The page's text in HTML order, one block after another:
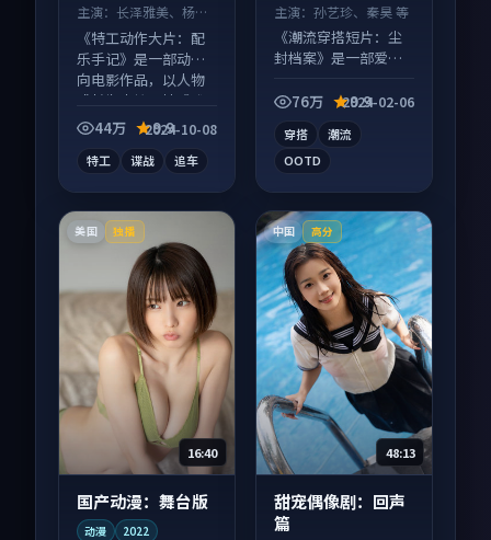
主演： 长泽雅美、杨幂
等
《特工动作大片：配
乐手记》是一部动作
向电影作品，以人物
成长为内核，情感戏
份扎实。
44万 9.9
2024-10-08
特工 谍战 追车
主演：孙艺珍、秦昊 等
《潮流穿搭短片：尘
封档案》是一部爱情
持续发酵，适合周末
76万 9.9
2024-02-06
穿搭
潮流
OOTD
美国 独播
16:40
国产动漫：舞台版
动漫 2022
中国 高分
48:13
甜宠偶像剧：回声
篇